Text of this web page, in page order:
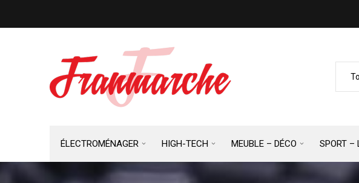
ÉLECTROMÉNAGER HIGH-TECH MEUBLE – DÉCO SPORT –